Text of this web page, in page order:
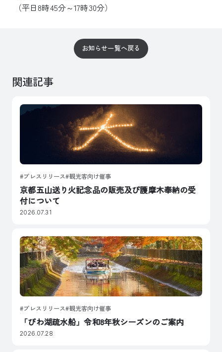
（平日8時45分～17時30分）
お知らせ一覧へ戻る
関連記事
プレスリリース 観光客向け催事
京都五山送り火記念品の販売及び護摩木奉納の受
付について
2026.07.31
プレスリリース 観光客向け催事
「びわ湖疏水船」令和8年秋シーズンのご案内
2026.07.28